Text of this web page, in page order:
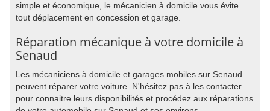
simple et économique, le mécanicien à domicile vous évite
tout déplacement en concession et garage.
Réparation mécanique à votre domicile à
Senaud
Les mécaniciens à domicile et garages mobiles sur Senaud
peuvent réparer votre voiture. N'hésitez pas à les contacter
pour connaitre leurs disponibilités et procédez aux réparations